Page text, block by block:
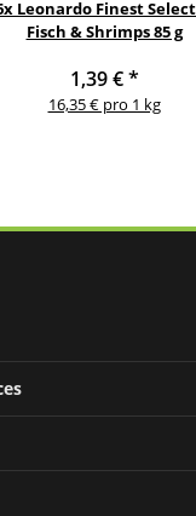
Leonardo Finest
Fisch & Shrimps 85 g
1,39 €*
16,35 € pro 1 kg